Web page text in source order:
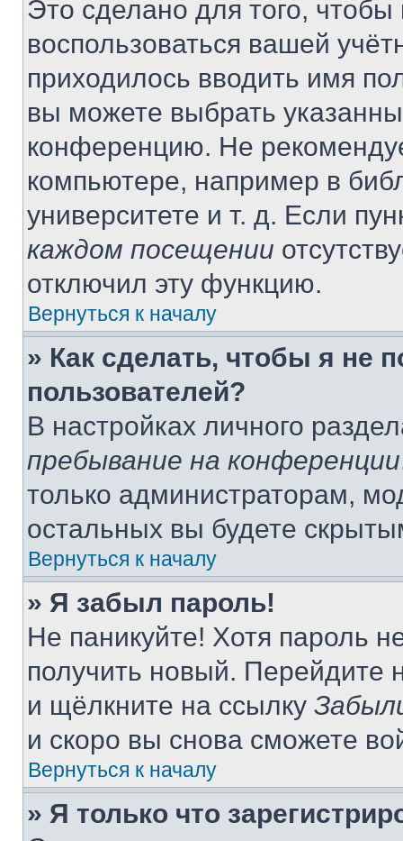
Это сделано для того, чтобы
воспользоваться вашей
приходилось вводить имя
вы можете выбрать
конференцию. Не
компьютере, например в
университете и т. д. Если
каждом посещении
отключил эту функцию.
Вернуться к началу
» Как сделать, чтобы я не
пользователей?
В настройках личного
пребывание на конференции
только администраторам,
остальных вы будете
Вернуться к началу
» Я забыл пароль!
Не паникуйте! Хотя пароль
получить новый. Перейдите
и щёлкните на ссылку
и скоро вы снова сможете
Вернуться к началу
» Я только что